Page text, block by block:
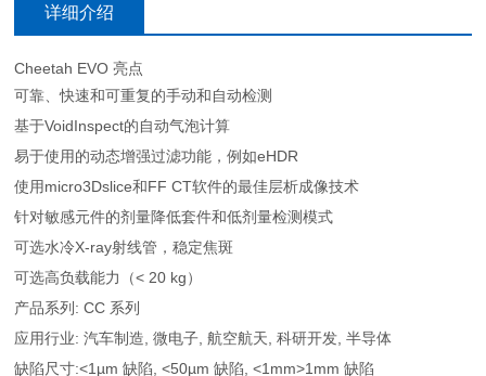
详细介绍
Cheetah EVO 亮点
可靠、快速和可重复的手动和自动检测
基于VoidInspect的自动气泡计算
易于使用的动态增强过滤功能，例如eHDR
使用micro3Dslice和FF CT软件的最佳层析成像技术
针对敏感元件的剂量降低套件和低剂量检测模式
可选水冷X-ray射线管，稳定焦斑
可选高负载能力（< 20 kg）
产品系列: CC 系列
应用行业: 汽车制造, 微电子, 航空航天, 科研开发, 半导体
缺陷尺寸:<1µm 缺陷, <50µm 缺陷, <1mm>1mm 缺陷